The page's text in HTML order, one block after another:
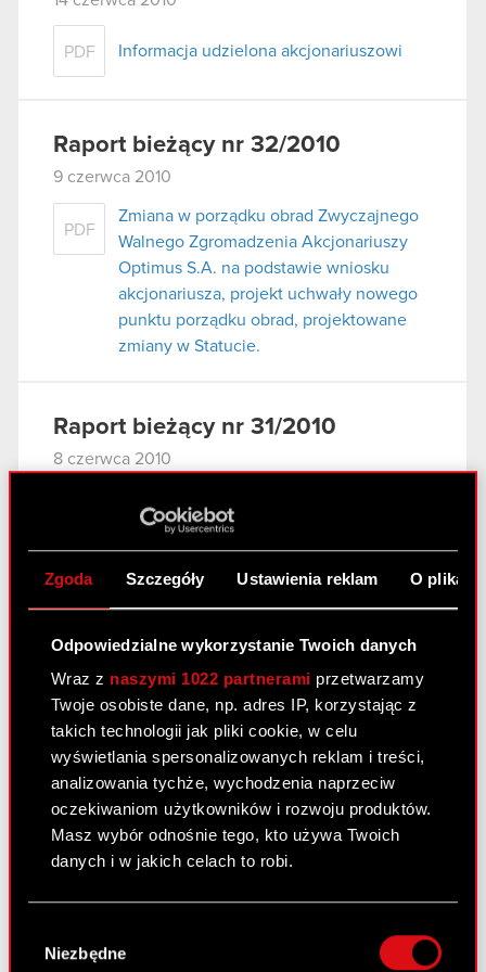
Zgoda Szczegóły Ustawienia reklam O
Odpowiedzialne wykorzystanie Twoich danych
Wraz z naszymi 1022 partnerami przetwarzamy
Twoje osobiste dane, np. adres IP, korzystając z
takich technologii jak pliki cookie, w celu
wyświetlania spersonalizowanych reklam i treści,
analizowania tychże, wychodzenia naprzeciw
oczekiwaniom użytkowników i rozwoju produktów.
Masz wybór odnośnie tego, kto używa Twoich
danych i w jakich celach to robi.
lokalizacji geograficznej z dokładnością nawet
zgody
Niezbędne
PDF Informacja udzielona akcjonariuszowi
Raport bieżący nr 32/2010
9 czerwca 2010
PDF
Zmiana w porządku obrad Zwyczajnego
Walnego Zgromadzenia Akcjonariuszy
Optimus S.A. na podstawie wniosku
akcjonariusza, projekt uchwały nowego
punktu porządku obrad, projektowane
zmiany w Statucie.
Raport bieżący nr 31/2010
8 czerwca 2010
Raport bieżący nr 31/2010
PDF Pobierz załącznik
4 czerwca 2010
PDF Rezygnacja osoby zarządzającej
Raport bieżący nr 29/2010
3 czerwca 2010